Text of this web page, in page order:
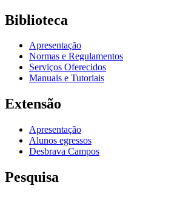
Biblioteca
Apresentação
Normas e Regulamentos
Serviços Oferecidos
Manuais e Tutoriais
Extensão
Apresentação
Alunos egressos
Desbrava Campos
Pesquisa